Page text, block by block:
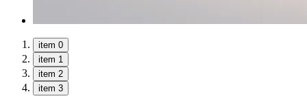
item 0
item 1
item 2
item 3